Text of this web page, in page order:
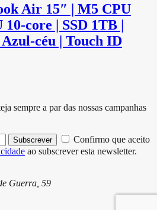
Air 15″ | M5 CPU
10‑core | SSD 1TB |
céu | Touch ID
sempre a par das nossas campanhas
Subscrever
Confirmo que aceito
ao subscrever esta newsletter.
Guerra, 59